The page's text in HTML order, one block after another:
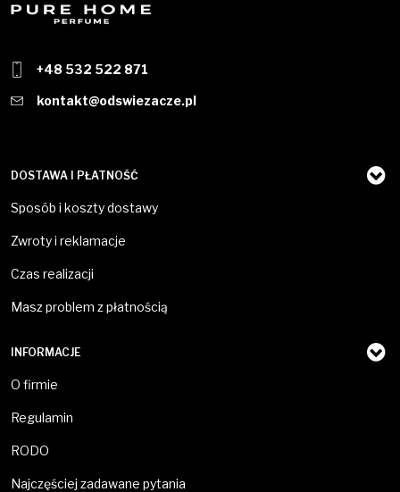
+48 532 522 871
kontakt@odswiezacze.pl
DOSTAWA I PŁATNOŚĆ
Sposób i koszty dostawy
Zwroty i reklamacje
Czas realizacji
Masz problem z płatnością
INFORMACJE
O firmie
Regulamin
RODO
Najczęściej zadawane pytania